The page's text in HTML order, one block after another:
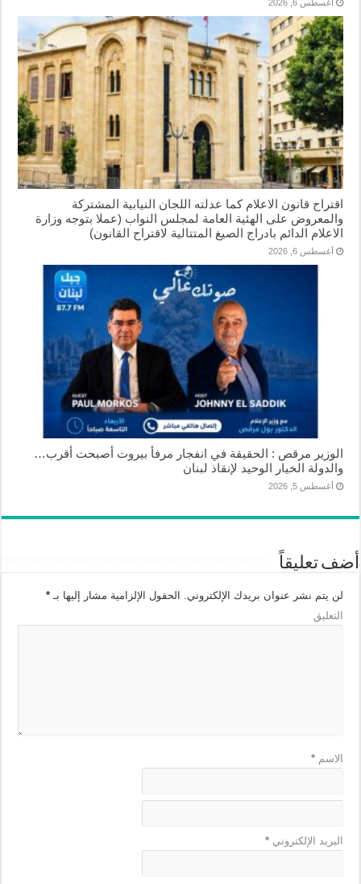
أغسطس 6, 2026
اقتراح قانون الاعلام كما عدلته اللجان النيابية المشتركة
والمعروض على الهئية العامة لمجلس النواب (عملا بتوجه وزارة
الاعلام الدائم بادراج الصيغ المتتالية لاقتراح القانون)
أغسطس 6, 2026
الوزير مرقص : الحقيقة في انفجار مرفأ بيروت أصبحت أقرب…
والدولة الخيار الوحيد لإنقاذ لبنان
أغسطس 5, 2026
أضف تعليقاً
لن يتم نشر عنوان بريدك الإلكتروني. الحقول الإلزامية مشار إليها بـ*
التعليق
الاسم*
البريد الإلكتروني*